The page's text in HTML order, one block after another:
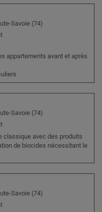
Savoie (74)
appartements avant et après
Savoie (74)
classique avec des produits
de biocides nécessitant le
Savoie (74)